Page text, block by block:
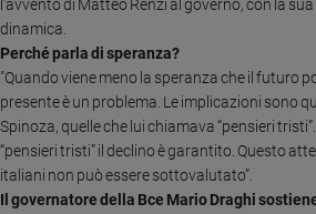
giorno
Società
e
valori
Ambiente
e
Creato
l’avvento di Matteo Renzi al governo, con la
dinamica.
Perché parla di speranza?
"Quando viene meno la speranza che il futuro
presente è un problema. Le implicazioni sono
Spinoza, quelle che lui chiamava “pensieri
“pensieri tristi” il declino è garantito. Questo
italiani non può essere sottovalutato”.
Il governatore della Bce Mario Draghi